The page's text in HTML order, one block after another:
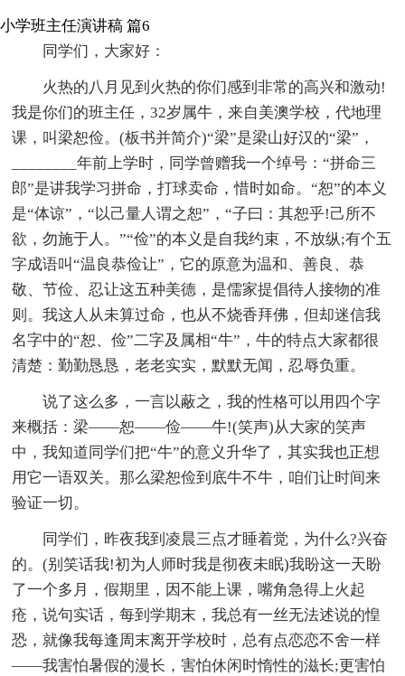
小学班主任演讲稿 篇6
同学们，大家好：
火热的八月见到火热的你们感到非常的高兴和激动!
我是你们的班主任，32岁属牛，来自美澳学校，代地理
课，叫梁恕俭。(板书并简介)“梁”是梁山好汉的“梁”，
________年前上学时，同学曾赠我一个绰号：“拼命三
郎”是讲我学习拼命，打球卖命，惜时如命。“恕”的本义
是“体谅”，“以己量人谓之恕”，“子曰：其恕乎!己所不
欲，勿施于人。”“俭”的本义是自我约束，不放纵;有个五
字成语叫“温良恭俭让”，它的原意为温和、善良、恭
敬、节俭、忍让这五种美德，是儒家提倡待人接物的准
则。我这人从未算过命，也从不烧香拜佛，但却迷信我
名字中的“恕、俭”二字及属相“牛”，牛的特点大家都很
清楚：勤勤恳恳，老老实实，默默无闻，忍辱负重。
说了这么多，一言以蔽之，我的性格可以用四个字
来概括：梁——恕——俭——牛!(笑声)从大家的笑声
中，我知道同学们把“牛”的意义升华了，其实我也正想
用它一语双关。那么梁恕俭到底牛不牛，咱们让时间来
验证一切。
同学们，昨夜我到凌晨三点才睡着觉，为什么?兴奋
的。(别笑话我!初为人师时我是彻夜未眠)我盼这一天盼
了一个多月，假期里，因不能上课，嘴角急得上火起
疮，说句实话，每到学期末，我总有一丝无法述说的惶
恐，就像我每逢周末离开学校时，总有点恋恋不舍一样
——我害怕暑假的漫长，害怕休闲时惰性的滋长;更害怕